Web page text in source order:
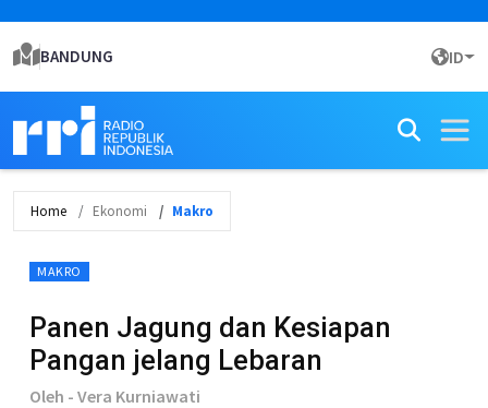
BANDUNG ID
Home Ekonomi Makro
MAKRO
Panen Jagung dan Kesiapan
Pangan jelang Lebaran
Oleh - Vera Kurniawati